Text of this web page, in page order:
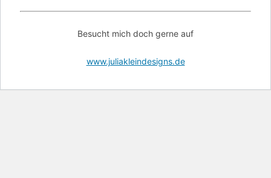
Besucht mich doch gerne auf
www.juliakleindesigns.de